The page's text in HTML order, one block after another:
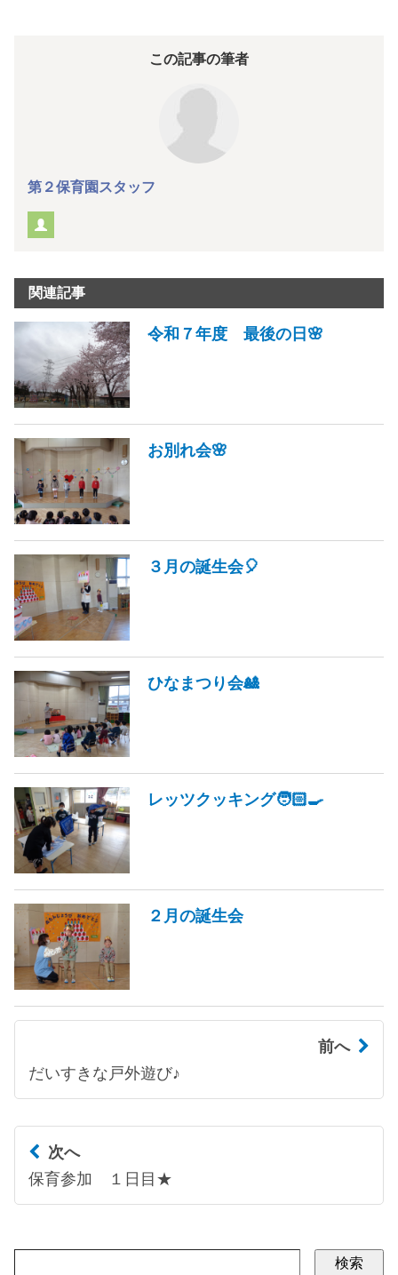
この記事の筆者
第２保育園スタッフ
関連記事
令和７年度 最後の日🌸
お別れ会🌸
３月の誕生会🎈
ひなまつり会🎎
レッツクッキング🧑🏻‍🍳
２月の誕生会
前へ
だいすきな戸外遊び♪
次へ
保育参加 １日目★
検索